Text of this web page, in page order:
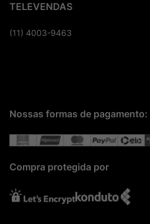
TELEVENDAS
(11) 4003-9463
Nossas formas de pagamento:
Compra protegida por